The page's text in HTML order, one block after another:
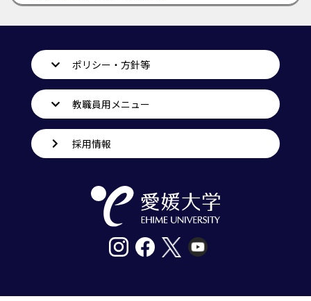
ポリシー・方針等
教職員用メニュー
採用情報